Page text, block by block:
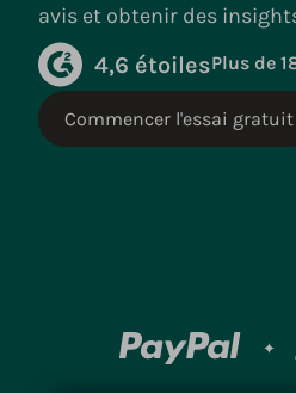
avis et obtenir des
4,6 étoilesPlus de
Commencer l'essai gratuit